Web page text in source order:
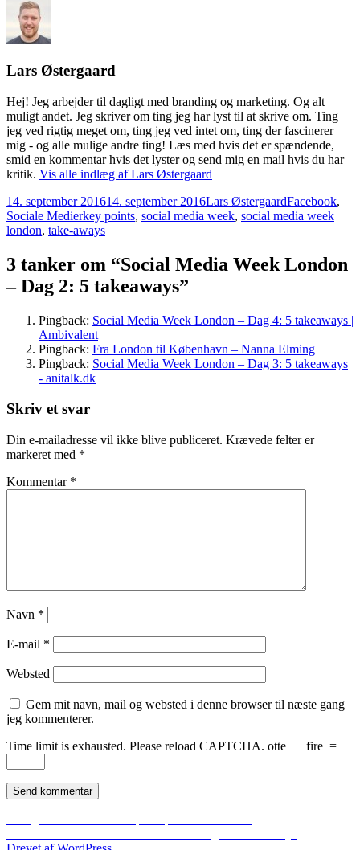
Lars Østergaard
Hej! Jeg arbejder til dagligt med branding og marketing. Og alt
muligt andet. Jeg skriver om ting jeg har lyst til at skrive om. Ting
jeg ved rigtig meget om, ting jeg ved intet om, ting der fascinerer
mig - og alle mulige andre ting! Læs med hvis det er spændende,
smid en kommentar hvis det lyster og send mig en mail hvis du har
kritik. Vis alle indlæg af Lars Østergaard
Udgivet
i
14. september 201614. september 2016Forfatter
Lars ØstergaardKategorier
Facebook,
Sociale MedierTags
key points, social media week, social media week
london, take-aways
3 tanker om “Social Media Week London
– Dag 2: 5 takeaways”
Pingback: Social Media Week London – Dag 4: 5 takeaways |
Ambivalent
Pingback: Fra London til København – Nanna Elming
Pingback: Social Media Week London – Dag 3: 5 takeaways
- anitalk.dk
Skriv et svar
Din e-mailadresse vil ikke blive publiceret. Krævede felter er
markeret med *
Kommentar *
Navn *
E-mail *
Websted
Gem mit navn, mail og websted i denne browser til næste gang
jeg kommenterer.
Time limit is exhausted. Please reload CAPTCHA. otte − fire =
Indlægsnavigation